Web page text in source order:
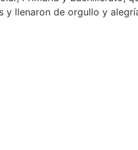
y llenaron de orgullo y